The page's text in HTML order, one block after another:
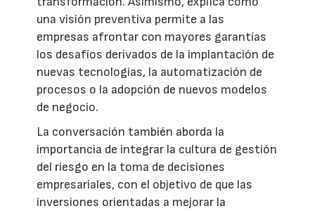
una visión preventiva permite a las
empresas afrontar con mayores garantías
los desafíos derivados de la implantación de
nuevas tecnologías, la automatización de
procesos o la adopción de nuevos modelos
de negocio.
La conversación también aborda la
importancia de integrar la cultura de gestión
del riesgo en la toma de decisiones
empresariales, con el objetivo de que las
inversiones orientadas a mejorar la